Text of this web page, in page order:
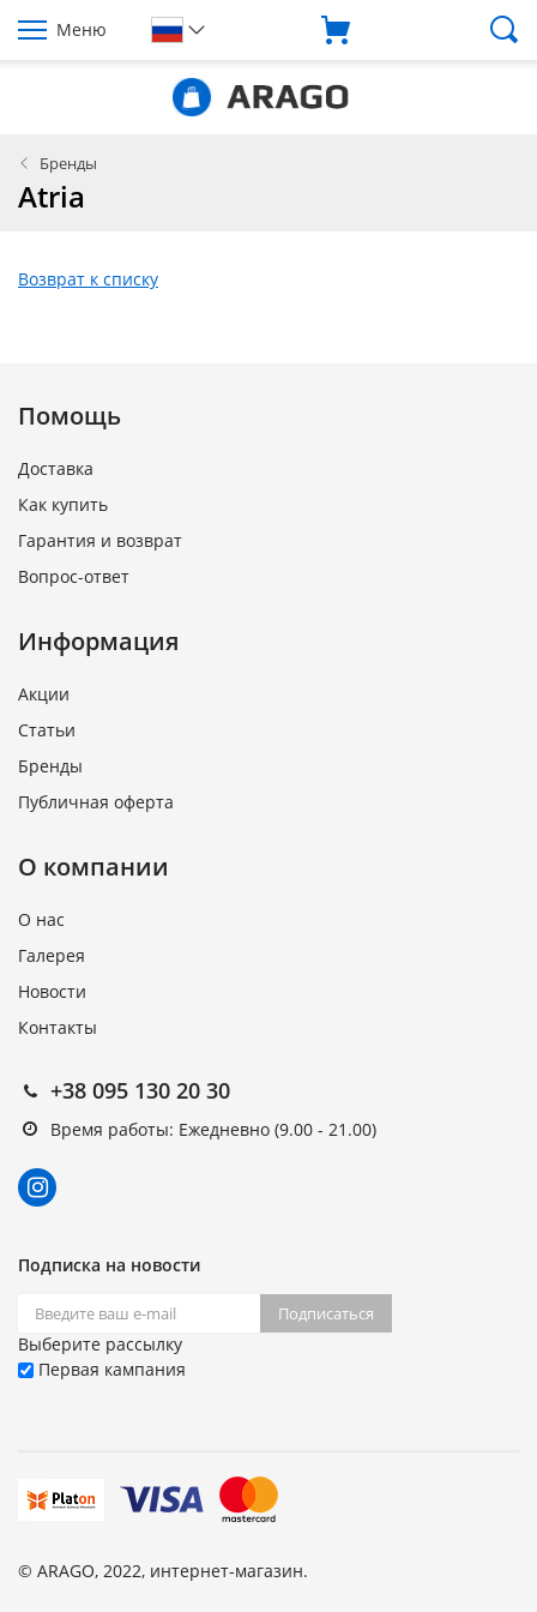
Меню
Бренды
Atria
Возврат к списку
Помощь
Доставка
Как купить
Гарантия и возврат
Вопрос-ответ
Информация
Акции
Статьи
Бренды
Публичная оферта
О компании
О нас
Галерея
Новости
Контакты
+38 095 130 20 30
Время работы: Ежедневно (9.00 - 21.00)
Подписка на новости
Подписаться
Выберите рассылку
Первая кампания
© ARAGO, 2022, интернет-магазин.